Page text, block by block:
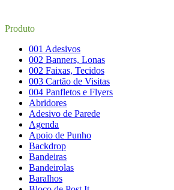
Produto
001 Adesivos
002 Banners, Lonas
002 Faixas, Tecidos
003 Cartão de Visitas
004 Panfletos e Flyers
Abridores
Adesivo de Parede
Agenda
Apoio de Punho
Backdrop
Bandeiras
Bandeirolas
Baralhos